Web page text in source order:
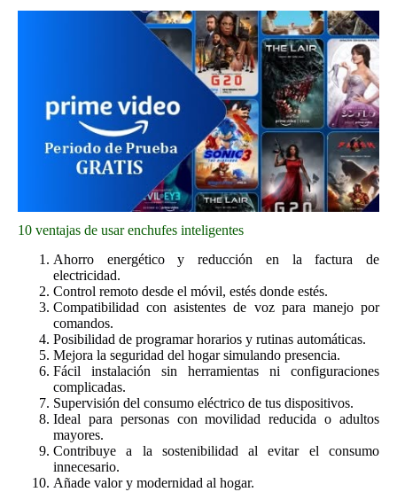
10 ventajas de usar enchufes inteligentes
Ahorro energético y reducción en la factura de
electricidad.
Control remoto desde el móvil, estés donde estés.
Compatibilidad con asistentes de voz para manejo por
comandos.
Posibilidad de programar horarios y rutinas automáticas.
Mejora la seguridad del hogar simulando presencia.
Fácil instalación sin herramientas ni configuraciones
complicadas.
Supervisión del consumo eléctrico de tus dispositivos.
Ideal para personas con movilidad reducida o adultos
mayores.
Contribuye a la sostenibilidad al evitar el consumo
innecesario.
Añade valor y modernidad al hogar.